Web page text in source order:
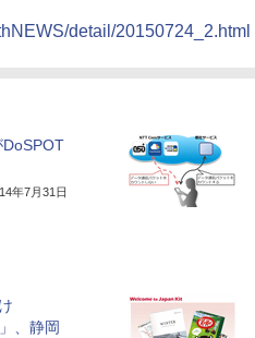
detail/20150724_2.html
DoSPOT
年7月31日
、静岡